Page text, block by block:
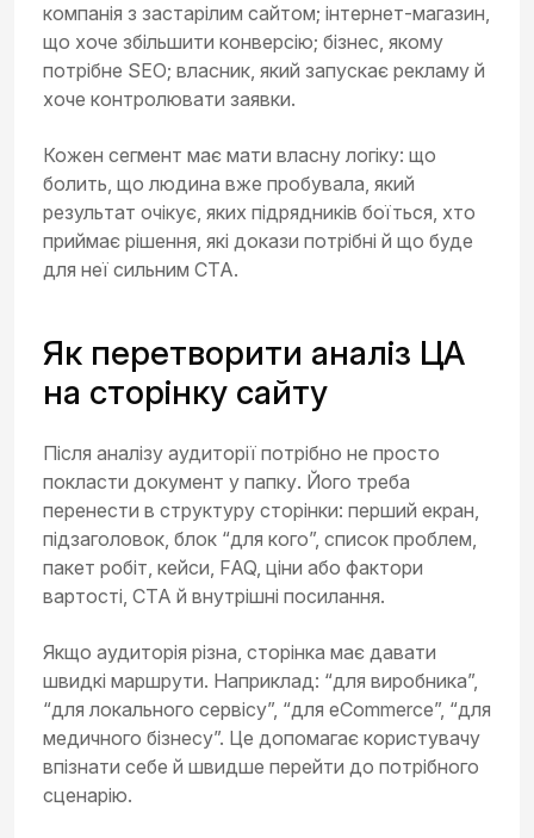
компанія з застарілим сайтом; інтернет-магазин,
що хоче збільшити конверсію; бізнес, якому
потрібне SEO; власник, який запускає рекламу й
хоче контролювати заявки.
Кожен сегмент має мати власну логіку: що
болить, що людина вже пробувала, який
результат очікує, яких підрядників боїться, хто
приймає рішення, які докази потрібні й що буде
для неї сильним CTA.
Як перетворити аналіз ЦА
на сторінку сайту
Після аналізу аудиторії потрібно не просто
покласти документ у папку. Його треба
перенести в структуру сторінки: перший екран,
підзаголовок, блок “для кого”, список проблем,
пакет робіт, кейси, FAQ, ціни або фактори
вартості, CTA й внутрішні посилання.
Якщо аудиторія різна, сторінка має давати
швидкі маршрути. Наприклад: “для виробника”,
“для локального сервісу”, “для eCommerce”, “для
медичного бізнесу”. Це допомагає користувачу
впізнати себе й швидше перейти до потрібного
сценарію.